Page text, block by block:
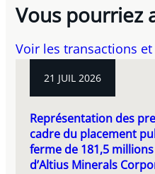
Vous pourriez
Voir les transactions
21 JUIL 2026
Représentation des
cadre du placement
ferme de 181,5
d’Altius Minerals